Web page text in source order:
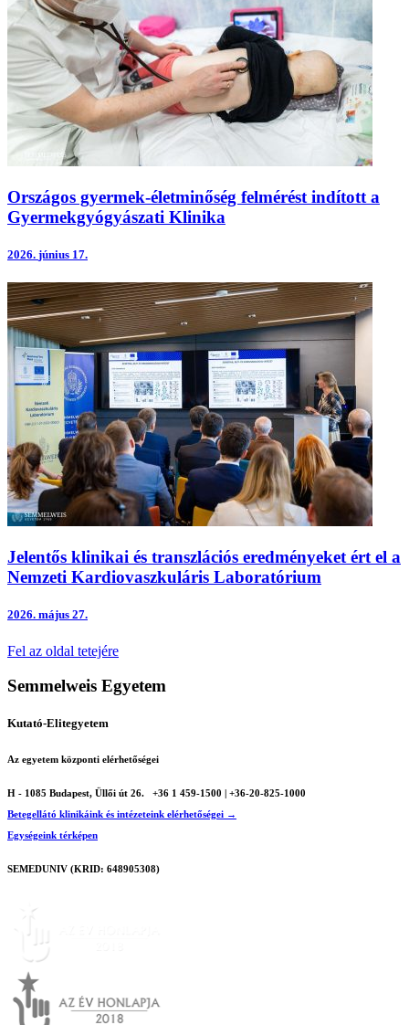
Országos gyermek-életminőség felmérést indított a
Gyermekgyógyászati Klinika
2026. június 17.
Jelentős klinikai és transzlációs eredményeket ért el a
Nemzeti Kardiovaszkuláris Laboratórium
2026. május 27.
Fel az oldal tetejére
Semmelweis Egyetem
Kutató-Elitegyetem
Az egyetem központi elérhetőségei
H - 1085 Budapest, Üllői út 26.
+36 1 459-1500 | +36-20-825-1000
Betegellátó klinikáink és intézeteink elérhetőségei →
Egységeink térképen
SEMEDUNIV (KRID: 648905308)